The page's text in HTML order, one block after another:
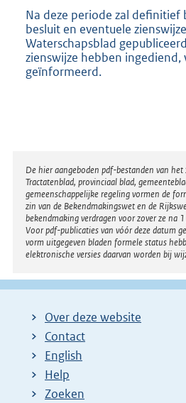
Na deze periode zal
besluit en eventuele
Waterschapsblad
zienswijze hebben
geïnformeerd.
Disclaimer
De hier aangeboden pdf-bestanden van het
Tractatenblad, provinciaal blad,
gemeenschappelijke regeling vormen de
zin van de Bekendmakingswet en de
bekendmaking verdragen voor zover ze na
Voor pdf-publicaties van vóór deze datum
vorm uitgegeven bladen formele status
elektronische versies daarvan worden bij
Over deze website
Contact
English
Help
Zoeken